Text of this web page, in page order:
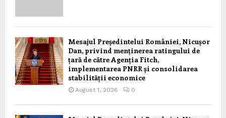
Mesajul Președintelui României, Nicușor
Dan, privind menținerea ratingului de
țară de către Agenția Fitch,
implementarea PNRR și consolidarea
stabilității economice
August 1, 2026 0